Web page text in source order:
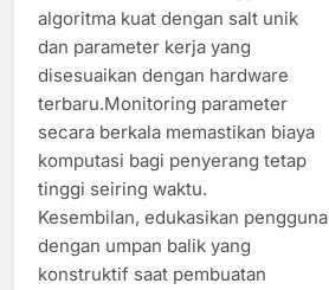
algoritma kuat dengan salt unik
dan parameter kerja yang
disesuaikan dengan hardware
terbaru.Monitoring parameter
secara berkala memastikan biaya
komputasi bagi penyerang tetap
tinggi seiring waktu.
Kesembilan, edukasikan pengguna
dengan umpan balik yang
konstruktif saat pembuatan